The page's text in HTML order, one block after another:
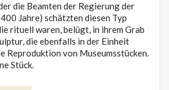
die Beamten der Regierung der
Jahre) schätzten diesen Typ
rituell waren, belügt, in ihrem Grab
die ebenfalls in der Einheit
Reproduktion von Museumsstücken.
Stück.